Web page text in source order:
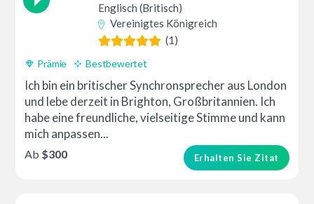
Englisch (Britisch)
Vereinigtes Königreich
(1)
Prämie Bestbewertet
Ich bin ein britischer Synchronsprecher aus London
und lebe derzeit in Brighton, Großbritannien. Ich
habe eine freundliche, vielseitige Stimme und kann
mich anpassen...
Erhalten Sie Zitat
Ab $300